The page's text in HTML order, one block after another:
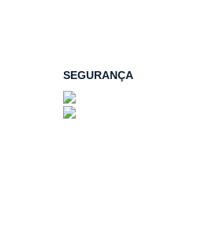
SEGURANÇA